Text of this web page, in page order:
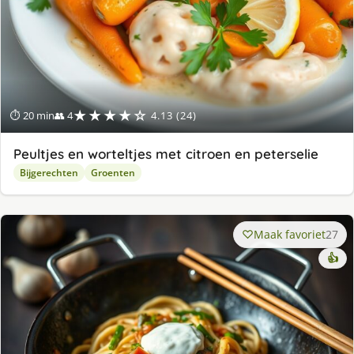
⏱ 20 min👥 4★★★★☆ 4.13 (24)
Peultjes en worteltjes met citroen en peterselie
Bijgerechten Groenten
Maak favoriet27
👍